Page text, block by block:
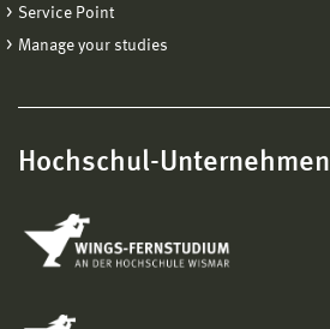
Service Point
Manage your studies
Hochschul-Unternehmen